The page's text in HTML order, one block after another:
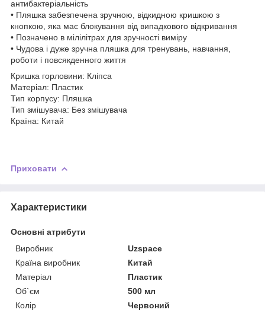
антибактеріальність
• Пляшка забезпечена зручною, відкидною кришкою з
кнопкою, яка має блокування від випадкового відкривання
• Позначено в мілілітрах для зручності виміру
• Чудова і дуже зручна пляшка для тренувань, навчання,
роботи і повсякденного життя
Кришка горловини: Кліпса
Матеріал: Пластик
Тип корпусу: Пляшка
Тип змішувача: Без змішувача
Країна: Китай
Приховати
Характеристики
Основні атрибути
Виробник
Uzspace
Країна виробник
Китай
Матеріал
Пластик
Об`єм
500 мл
Колір
Червоний